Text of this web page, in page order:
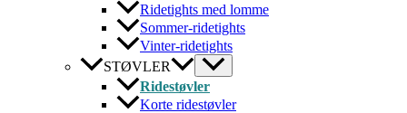
Ridetights med lomme
Sommer-ridetights
Vinter-ridetights
STØVLER
Ridestøvler
Korte ridestøvler